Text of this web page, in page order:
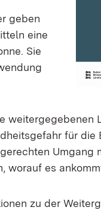
geben
eine
Sie
weitergegebenen
für die
Umgang
worauf es
zu der